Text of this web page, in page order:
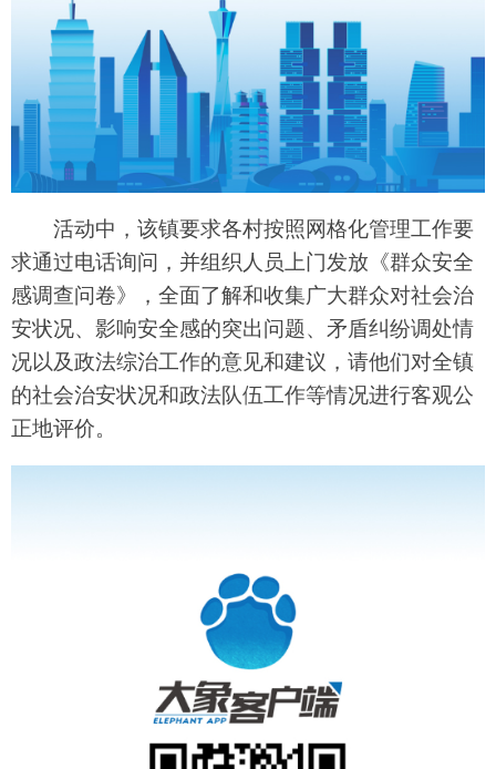
活动中，该镇要求各村按照网格化管理工作要
求通过电话询问，并组织人员上门发放《群众安全
感调查问卷》，全面了解和收集广大群众对社会治
安状况、影响安全感的突出问题、矛盾纠纷调处情
况以及政法综治工作的意见和建议，请他们对全镇
的社会治安状况和政法队伍工作等情况进行客观公
正地评价。